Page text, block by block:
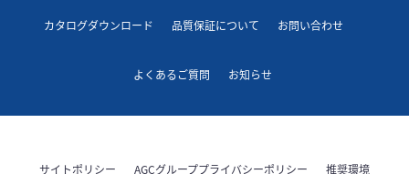
カタログダウンロード 品質保証について お問い合わせ
よくあるご質問 お知らせ
サイトポリシー AGCグループプライバシーポリシー 推奨環境